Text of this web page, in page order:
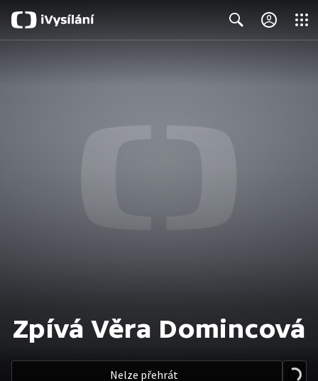
Zpívá Věra Domincová
Nelze přehrát